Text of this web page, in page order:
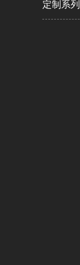
定制系列